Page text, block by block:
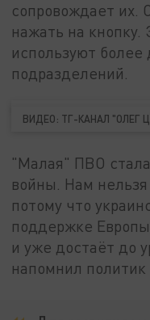
сопровождает их.
нажать на кнопку.
используют более
подразделений.
ВИДЕО: ТГ-КАНАЛ "ОЛЕГ
"Малая" ПВО
войны. Нам нельзя
потому что
поддержке
и уже достаёт до
напомнил